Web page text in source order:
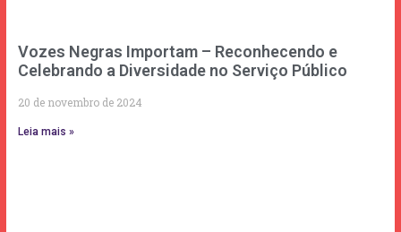
Vozes Negras Importam – Reconhecendo e
Celebrando a Diversidade no Serviço Público
20 de novembro de 2024
Leia mais »